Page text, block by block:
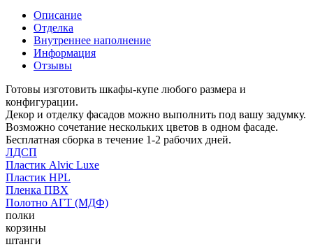
Описание
Отделка
Внутреннее наполнение
Информация
Отзывы
Готовы изготовить шкафы-купе любого размера и
конфигурации.
Декор и отделку фасадов можно выполнить под вашу задумку.
Возможно сочетание нескольких цветов в одном фасаде.
Бесплатная сборка в течение 1-2 рабочих дней.
ЛДСП
Пластик Alvic Luxe
Пластик HPL
Пленка ПВХ
Полотно АГТ (МДФ)
полки
корзины
штанги